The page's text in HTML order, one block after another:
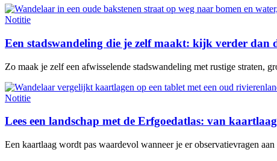
Notitie
Een stadswandeling die je zelf maakt: kijk verder dan
Zo maak je zelf een afwisselende stadswandeling met rustige straten,
Notitie
Lees een landschap met de Erfgoedatlas: van
Een kaartlaag wordt pas waardevol wanneer je er observatievragen